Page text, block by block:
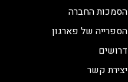
הסמכות החברה
הספרייה של פארגון
דרושים
יצירת קשר